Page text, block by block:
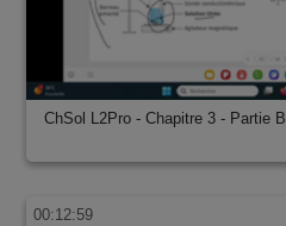
ChSol L2Pro - Chapitre 3 - Partie B
00:12:59